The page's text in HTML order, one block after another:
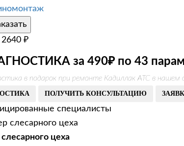
2640 ₽
за 490₽ по 43
в подарок при ремонте Кадиллак АТС в нашем
ПОЛУЧИТЬ КОНСУЛЬТАЦИЮ
специалисты
цеха